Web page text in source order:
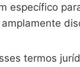
específico
termos